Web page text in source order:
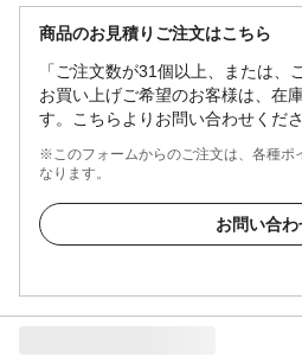
商品のお見積りご注文はこちら
「ご注文数が31個以上、または、
お買い上げご希望のお客様は、在
す。こちらよりお問い合わせくださ
※このフォームからのご注文は、各種ポ
なります。
お問い合わ